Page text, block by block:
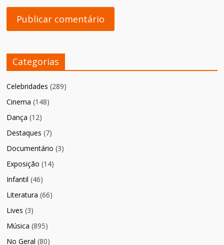
Categorias
Celebridades (289)
Cinema (148)
Dança (12)
Destaques (7)
Documentário (3)
Exposição (14)
Infantil (46)
Literatura (66)
Lives (3)
Música (895)
No Geral (80)